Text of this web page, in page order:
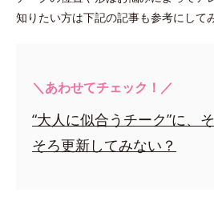
知りたい方は下記の記事も参考にして
＼あわせてチェック！／
“大人に似合うチーク”に、
そろ更新してみない？